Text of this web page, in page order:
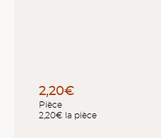
2,20€
Pièce
2,20€ la pièce